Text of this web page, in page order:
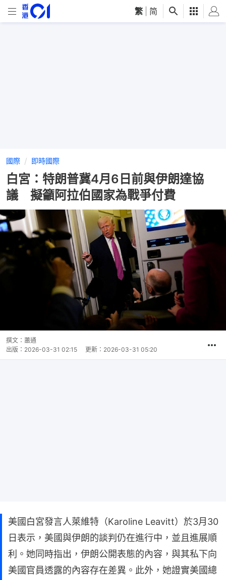
繁 简
國際 即時國際
白宮：特朗普冀4月6日前與伊朗達協
議 擬籲阿拉伯國家為戰爭付費
撰文： 蕭通
出版： 2026-03-31 02:15 更新： 2026-03-31 05:20
美國白宮發言人萊維特（Karoline Leavitt）於3月30
日表示，美國與伊朗的談判仍在進行中，並且進展順
利。她同時指出，伊朗公開表態的內容，與其私下向
美國官員透露的內容存在差異。此外，她證實美國總